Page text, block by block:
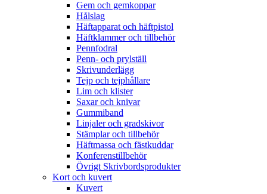
Gem och gemkoppar
Hålslag
Häftapparat och häftpistol
Häftklammer och tillbehör
Pennfodral
Penn- och prylställ
Skrivunderlägg
Tejp och tejphållare
Lim och klister
Saxar och knivar
Gummiband
Linjaler och gradskivor
Stämplar och tillbehör
Häftmassa och fästkuddar
Konferenstillbehör
Övrigt Skrivbordsprodukter
Kort och kuvert
Kuvert